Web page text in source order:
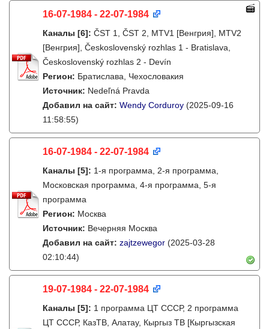
16-07-1984 - 22-07-1984
Каналы [6]: ČST 1, ČST 2, MTV1 [Венгрия], MTV2
[Венгрия], Československý rozhlas 1 - Bratislava,
Československý rozhlas 2 - Devín
Регион: Братислава, Чехословакия
Источник: Nedeľná Pravda
Добавил на сайт: Wendy Corduroy (2025-09-16
11:58:55)
16-07-1984 - 22-07-1984
Каналы [5]: 1-я программа, 2-я программа,
Московская программа, 4-я программа, 5-я
программа
Регион: Москва
Источник: Вечерняя Москва
Добавил на сайт: zajtzewegor (2025-03-28
02:10:44)
19-07-1984 - 22-07-1984
Каналы [5]: 1 программа ЦТ СССР, 2 программа
ЦТ СССР, КазТВ, Алатау, Кыргыз ТВ [Кыргызская